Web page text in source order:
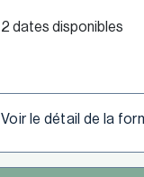
2 dates disponibles
Voir le détail de la